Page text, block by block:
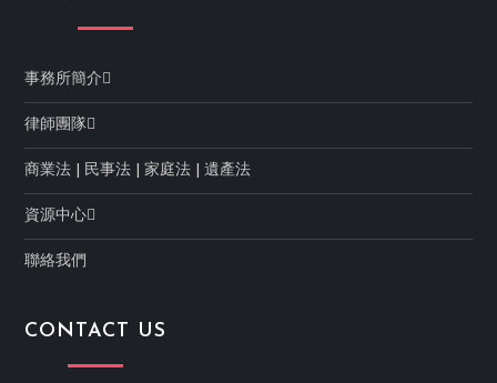
事務所簡介
律師團隊
商業法 民事法 |家庭法 |遺產法
資源中心
聯絡我們
CONTACT US